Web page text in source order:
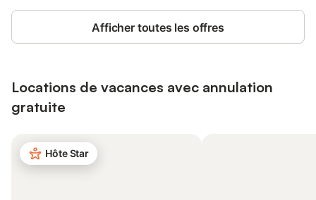
Afficher toutes les offres
Locations de vacances avec annulation
gratuite
Hôte Star